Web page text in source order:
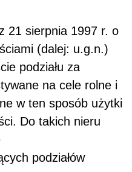
21 sierpnia 1997 r. o
(dalej: u.g.n.)
podziału za
na cele rolne i
w ten sposób użytki
Do takich nieru
podziałów